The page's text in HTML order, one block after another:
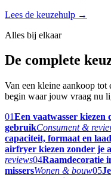
Lees de keuzehulp →
Alles bij elkaar
De complete
Van een kleine aankoop tot
begin waar jouw vraag nu
01Een vaatwasser kiezen
gebruikConsument &
capaciteit, formaat en
airfryer kiezen zonder je
reviews04Raamdecoratie
missersWonen & bouw05